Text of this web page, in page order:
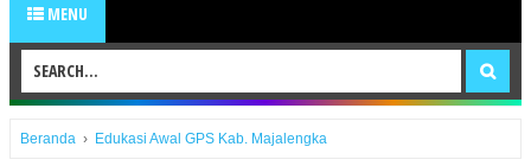
MENU
Beranda › Edukasi Awal GPS Kab. Majalengka